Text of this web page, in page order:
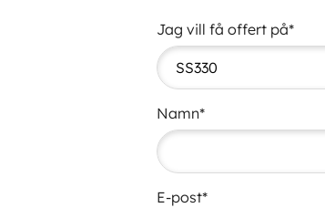
Jag vill få offert på*
Namn*
E-post*